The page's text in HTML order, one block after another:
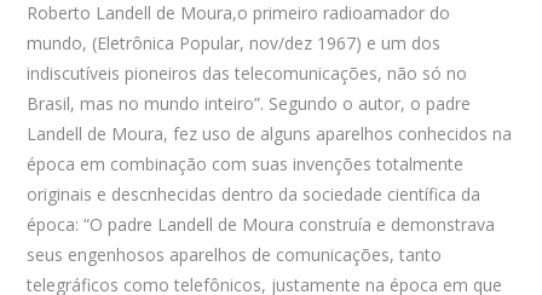
Roberto Landell de Moura,o primeiro radioamador do
mundo, (Eletrônica Popular, nov/dez 1967) e um dos
indiscutíveis pioneiros das telecomunicações, não só no
Brasil, mas no mundo inteiro”. Segundo o autor, o padre
Landell de Moura, fez uso de alguns aparelhos conhecidos na
época em combinação com suas invenções totalmente
originais e descnhecidas dentro da sociedade científica da
época: “O padre Landell de Moura construía e demonstrava
seus engenhosos aparelhos de comunicações, tanto
telegráficos como telefônicos, justamente na época em que